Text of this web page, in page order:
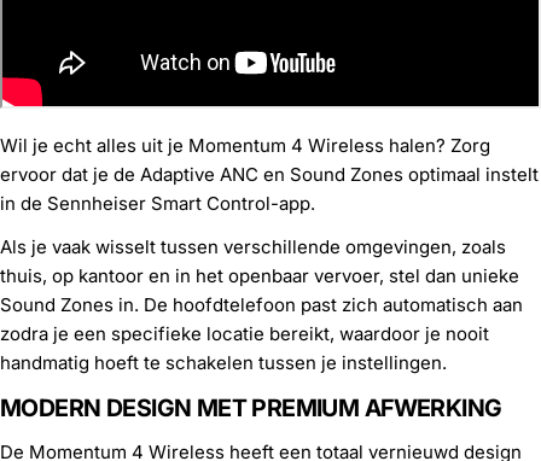
Wil je echt alles uit je Momentum 4 Wireless halen? Zorg
ervoor dat je de Adaptive ANC en Sound Zones optimaal instelt
in de Sennheiser Smart Control-app.
Als je vaak wisselt tussen verschillende omgevingen, zoals
thuis, op kantoor en in het openbaar vervoer, stel dan unieke
Sound Zones in. De hoofdtelefoon past zich automatisch aan
zodra je een specifieke locatie bereikt, waardoor je nooit
handmatig hoeft te schakelen tussen je instellingen.
MODERN DESIGN MET PREMIUM AFWERKING
De Momentum 4 Wireless heeft een totaal vernieuwd design